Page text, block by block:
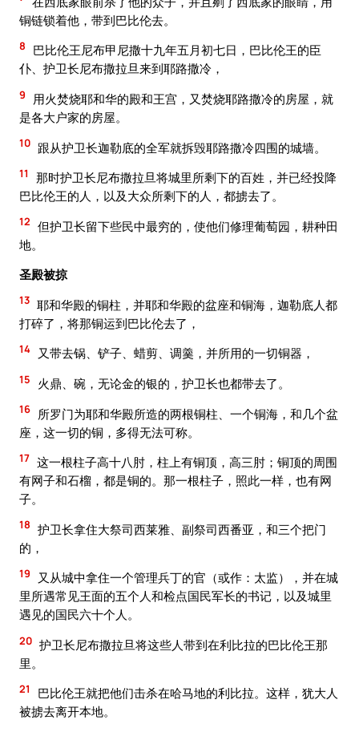
铜链锁着他，带到巴比伦去。
8
巴比伦王尼布甲尼撒十九年五月初七日，巴比伦王的臣
仆、护卫长尼布撒拉旦来到耶路撒冷，
9
用火焚烧耶和华的殿和王宫，又焚烧耶路撒冷的房屋，就
是各大户家的房屋。
10 跟从护卫长迦勒底的全军就拆毁耶路撒冷四围的城墙。
11
那时护卫长尼布撒拉旦将城里所剩下的百姓，并已经投降
巴比伦王的人，以及大众所剩下的人，都掳去了。
12 但护卫长留下些民中最穷的，使他们修理葡萄园，耕种田
地。
圣殿被掠
13 耶和华殿的铜柱，并耶和华殿的盆座和铜海，迦勒底人都
打碎了，将那铜运到巴比伦去了，
14 又带去锅、铲子、蜡剪、调羹，并所用的一切铜器，
15 火鼎、碗，无论金的银的，护卫长也都带去了。
16
所罗门为耶和华殿所造的两根铜柱、一个铜海，和几个盆
座，这一切的铜，多得无法可称。
17 这一根柱子高十八肘，柱上有铜顶，高三肘；铜顶的周围
有网子和石榴，都是铜的。那一根柱子，照此一样，也有网
子。
18 护卫长拿住大祭司西莱雅、副祭司西番亚，和三个把门
的，
19
又从城中拿住一个管理兵丁的官（或作：太监），并在城
里所遇常见王面的五个人和检点国民军长的书记，以及城里
遇见的国民六十个人。
20 护卫长尼布撒拉旦将这些人带到在利比拉的巴比伦王那
里。
21
巴比伦王就把他们击杀在哈马地的利比拉。这样，犹大人
被掳去离开本地。